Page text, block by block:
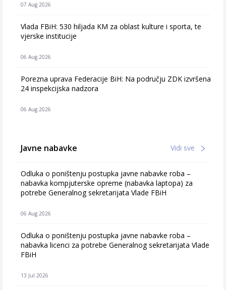
07 Aug 2026
Vlada FBiH: 530 hiljada KM za oblast kulture i sporta, te
vjerske institucije
06 Aug 2026
Porezna uprava Federacije BiH: Na području ZDK izvršena
24 inspekcijska nadzora
06 Aug 2026
Javne nabavke Vidi sve
Odluka o poništenju postupka javne nabavke roba –
nabavka kompjuterske opreme (nabavka laptopa) za
potrebe Generalnog sekretarijata Vlade FBiH
06 Aug 2026
Odluka o poništenju postupka javne nabavke roba –
nabavka licenci za potrebe Generalnog sekretarijata Vlade
FBiH
13 Jul 2026